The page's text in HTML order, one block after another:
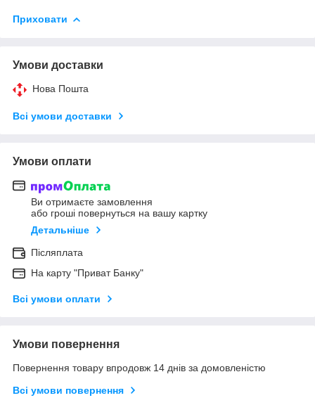
Приховати
Умови доставки
Нова Пошта
Всі умови доставки
Умови оплати
Ви отримаєте замовлення
або гроші повернуться на вашу картку
Детальніше
Післяплата
На карту "Приват Банку"
Всі умови оплати
Умови повернення
Повернення товару впродовж 14 днів за домовленістю
Всі умови повернення